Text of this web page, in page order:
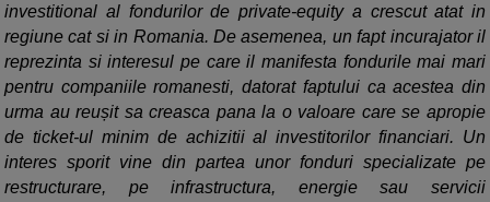
investitional al fondurilor de private-equity a crescut atat in
regiune cat si in Romania. De asemenea, un fapt incurajator il
reprezinta si interesul pe care il manifesta fondurile mai mari
pentru companiile romanesti, datorat faptului ca acestea din
urma au reușit sa creasca pana la o valoare care se apropie
de ticket-ul minim de achizitii al investitorilor financiari. Un
interes sporit vine din partea unor fonduri specializate pe
restructurare, pe infrastructura, energie sau servicii